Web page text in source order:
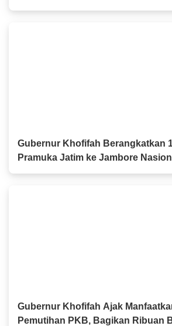
Kelompok Tani dan UMKM
Gubernur Khofifah Berangkatkan
Pramuka Jatim ke Jambore
Semangat Persaudaraan
Gubernur Khofifah Ajak
Pemutihan PKB, Bagikan Ribuan